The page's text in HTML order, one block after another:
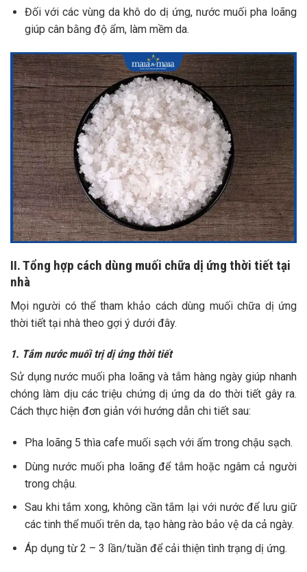
Đối với các vùng da khô do dị ứng, nước muối pha loãng
giúp cân bằng độ ẩm, làm mềm da.
II. Tổng hợp cách dùng muối chữa dị ứng thời tiết tại
nhà
Mọi người có thể tham khảo cách dùng muối chữa dị ứng
thời tiết tại nhà theo gợi ý dưới đây.
1. Tắm nước muối trị dị ứng thời tiết
Sử dụng nước muối pha loãng và tắm hàng ngày giúp nhanh
chóng làm dịu các triệu chứng dị ứng da do thời tiết gây ra.
Cách thực hiện đơn giản với hướng dẫn chi tiết sau:
Pha loãng 5 thìa cafe muối sạch với ấm trong chậu sạch.
Dùng nước muối pha loãng để tắm hoặc ngâm cả người
trong chậu.
Sau khi tắm xong, không cần tắm lại với nước để lưu giữ
các tinh thể muối trên da, tạo hàng rào bảo vệ da cả ngày.
Áp dụng từ 2 – 3 lần/tuần để cải thiện tình trạng dị ứng.